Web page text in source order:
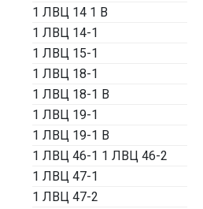
1 ЛВЦ 14 1 В
1 ЛВЦ 14-1
1 ЛВЦ 15-1
1 ЛВЦ 18-1
1 ЛВЦ 18-1 В
1 ЛВЦ 19-1
1 ЛВЦ 19-1 В
1 ЛВЦ 46-1 1 ЛВЦ 46-2
1 ЛВЦ 47-1
1 ЛВЦ 47-2